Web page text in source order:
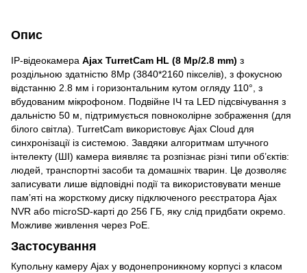
Опис
IP-відеокамера Ajax TurretCam HL (8 Mp/2.8 mm) з
роздільною здатністю 8Мр (3840*2160 пікселів), з фокусною
відстанню 2.8 мм і горизонтальним кутом огляду 110°, з
вбудованим мікрофоном. Подвійне ІЧ та LED підсвічування з
дальністю 50 м, підтримується повноколірне зображення (для
білого світла). TurretCam використовує Ajax Cloud для
синхронізації із системою. Завдяки алгоритмам штучного
інтелекту (ШІ) камера виявляє та розпізнає різні типи об’єктів:
людей, транспортні засоби та домашніх тварин. Це дозволяє
записувати лише відповідні події та використовувати менше
пам’яті на жорсткому диску підключеного реєстратора Ajax
NVR або microSD-карті до 256 ГБ, яку слід придбати окремо.
Можливе живлення через PoE.
Застосування
Купольну камеру Ajax у водонепроникному корпусі з класом